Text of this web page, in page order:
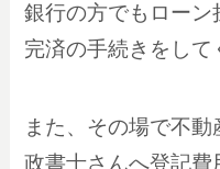
銀行の方でもローン
完済の手続きをして
また、その場で不
政書士さんへ登記費